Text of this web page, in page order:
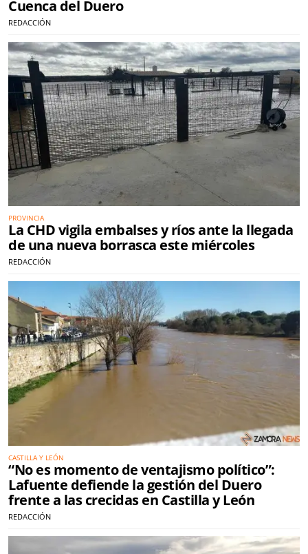
Cuenca del Duero
REDACCIÓN
PROVINCIA
La CHD vigila embalses y ríos ante la llegada
de una nueva borrasca este miércoles
REDACCIÓN
CASTILLA Y LEÓN
“No es momento de ventajismo político”:
Lafuente defiende la gestión del Duero
frente a las crecidas en Castilla y León
REDACCIÓN